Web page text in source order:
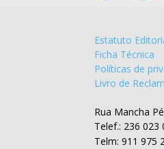
Estatuto
Ficha Técnica
Políticas de
Livro de
Rua Mancha
Telef.: 236 023
Telm: 911 975